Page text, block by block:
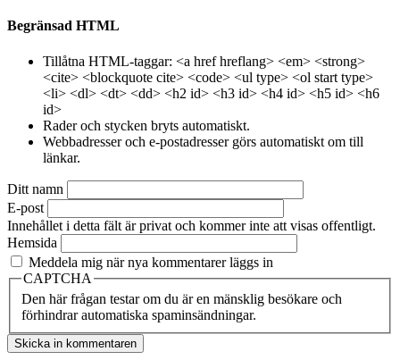
Begränsad HTML
Tillåtna HTML-taggar: <a href hreflang> <em> <strong>
<cite> <blockquote cite> <code> <ul type> <ol start type>
<li> <dl> <dt> <dd> <h2 id> <h3 id> <h4 id> <h5 id> <h6
id>
Rader och stycken bryts automatiskt.
Webbadresser och e-postadresser görs automatiskt om till
länkar.
Ditt namn
E-post
Innehållet i detta fält är privat och kommer inte att visas offentligt.
Hemsida
Meddela mig när nya kommentarer läggs in
CAPTCHA
Den här frågan testar om du är en mänsklig besökare och
förhindrar automatiska spaminsändningar.